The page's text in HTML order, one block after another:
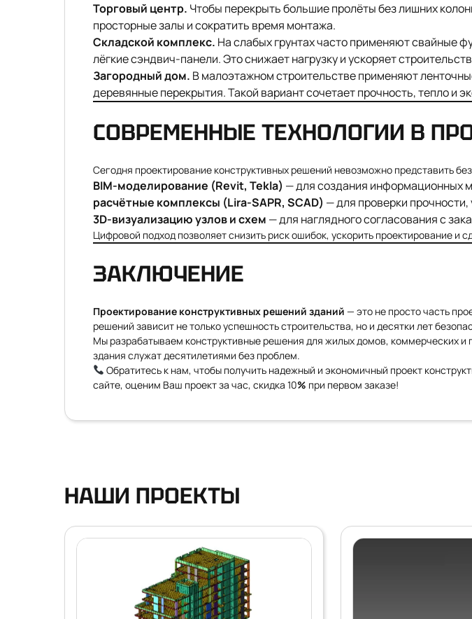
Торговый центр. Чтобы перекрыть большие пролёты без лишних
просторные залы и сократить время монтажа.
Складской комплекс. На слабых грунтах часто применяют свайные
лёгкие сэндвич-панели. Это снижает нагрузку и ускоряет
Загородный дом. В малоэтажном строительстве применяют
деревянные перекрытия. Такой вариант сочетает прочность, тепло и
СОВРЕМЕННЫЕ ТЕХНОЛОГИИ В
Сегодня проектирование конструктивных решений невозможно представить
BIM-моделирование (Revit, Tekla) — для создания информационных
расчётные комплексы (Lira-SAPR, SCAD) — для проверки прочности,
3D-визуализацию узлов и схем — для наглядного согласования с
Цифровой подход позволяет снизить риск ошибок, ускорить проектирование и
ЗАКЛЮЧЕНИЕ
Проектирование конструктивных решений зданий — это не просто часть
решений зависит не только успешность строительства, но и десятки лет
Мы разрабатываем конструктивные решения для жилых домов, коммерческих
здания служат десятилетиями без проблем.
Обратитесь к нам, чтобы получить надежный и экономичный проект
сайте, оценим Ваш проект за час, скидка 10% при первом заказе!
НАШИ ПРОЕКТЫ